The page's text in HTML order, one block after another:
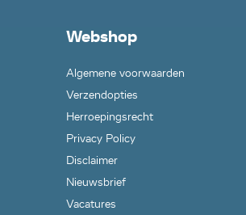
Webshop
Algemene voorwaarden
Verzendopties
Herroepingsrecht
Privacy Policy
Disclaimer
Nieuwsbrief
Vacatures